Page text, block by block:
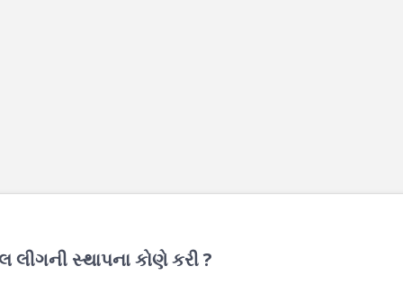
સ્થાપના કોણે કરી ?